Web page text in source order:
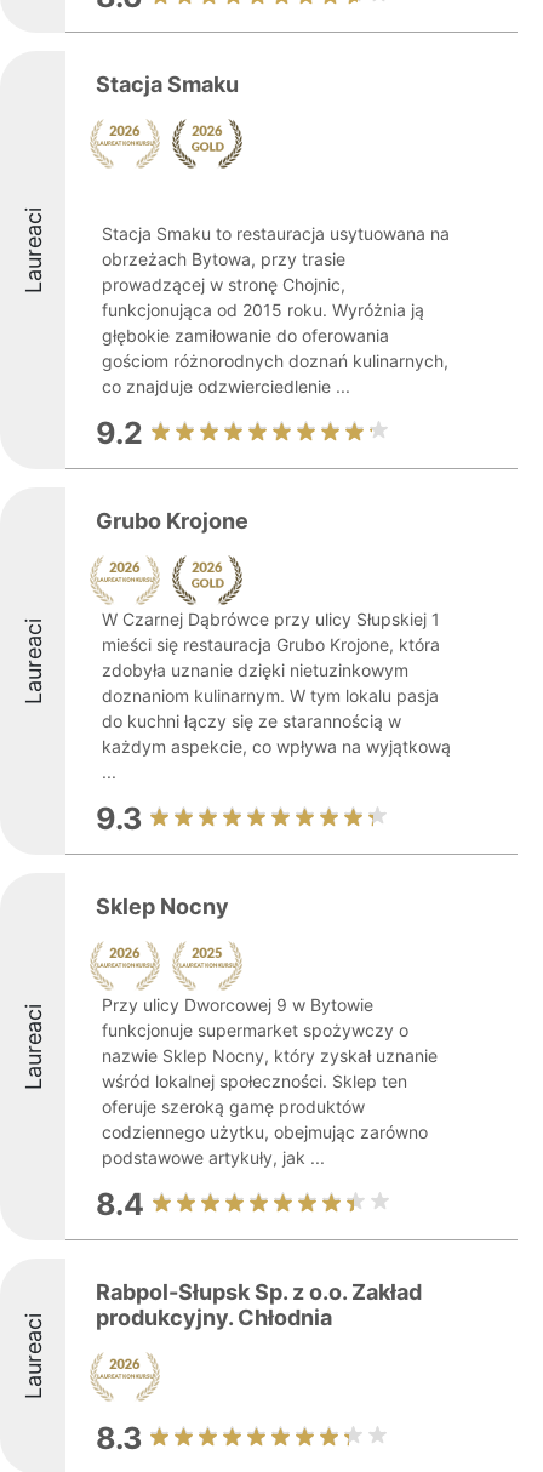
Laureaci
Stacja Smaku
Stacja Smaku to restauracja usytuowana na
obrzeżach Bytowa, przy trasie
prowadzącej w stronę Chojnic,
funkcjonująca od 2015 roku. Wyróżnia ją
głębokie zamiłowanie do oferowania
gościom różnorodnych doznań kulinarnych,
co znajduje odzwierciedlenie ...
9.2
Laureaci
Grubo Krojone
W Czarnej Dąbrówce przy ulicy Słupskiej 1
mieści się restauracja Grubo Krojone, która
zdobyła uznanie dzięki nietuzinkowym
doznaniom kulinarnym. W tym lokalu pasja
do kuchni łączy się ze starannością w
każdym aspekcie, co wpływa na wyjątkową
...
9.3
Laureaci
Sklep Nocny
Przy ulicy Dworcowej 9 w Bytowie
funkcjonuje supermarket spożywczy o
nazwie Sklep Nocny, który zyskał uznanie
wśród lokalnej społeczności. Sklep ten
oferuje szeroką gamę produktów
codziennego użytku, obejmując zarówno
podstawowe artykuły, jak ...
8.4
Laureaci
Rabpol-Słupsk Sp. z o.o. Zakład
produkcyjny. Chłodnia
8.3